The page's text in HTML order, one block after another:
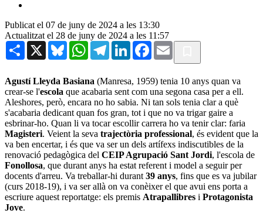
Publicat el 07 de juny de 2024 a les 13:30
Actualitzat el 28 de juny de 2024 a les 11:57
Share X BlueskyWhatsAppTelegramLinkedInFacebook
Email
Agustí Lleyda Basiana (Manresa, 1959) tenia 10 anys quan va
crear-se l'escola que acabaria sent com una segona casa per a ell.
Aleshores, però, encara no ho sabia. Ni tan sols tenia clar a què
s'acabaria dedicant quan fos gran, tot i que no va trigar gaire a
esbrinar-ho. Quan li va tocar escollir carrera ho va tenir clar: faria
Magisteri. Veient la seva trajectòria professional, és evident que la
va ben encertar, i és que va ser un dels artífexs indiscutibles de la
renovació pedagògica del CEIP Agrupació Sant Jordi, l'escola de
Fonollosa, que durant anys ha estat referent i model a seguir per
docents d'arreu. Va treballar-hi durant 39 anys, fins que es va jubilar
(curs 2018-19), i va ser allà on va conèixer el que avui ens porta a
escriure aquest reportatge: els premis Atrapallibres i Protagonista
Jove.